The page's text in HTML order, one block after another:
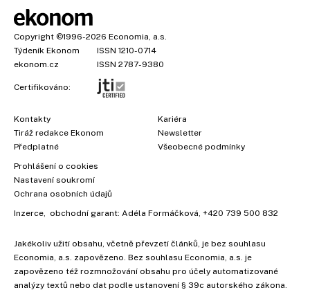
Copyright ©1996-2026 Economia, a.s.
Týdeník Ekonom
ISSN 1210-0714
ekonom.cz
ISSN 2787-9380
Certifikováno:
Kontakty
Tiráž redakce Ekonom
Předplatné
Kariéra
Newsletter
Všeobecné podmínky
Prohlášení o cookies
Nastavení soukromí
Ochrana osobních údajů
Inzerce , obchodní garant: Adéla Formáčková +420 739 500 832
Jakékoliv užití obsahu, včetně převzetí článků, je bez souhlasu
Economia, a.s. zapovězeno. Bez souhlasu Economia, a.s. je
zapovězeno též rozmnožování obsahu pro účely automatizované
analýzy textů nebo dat podle ustanovení § 39c autorského zákona.